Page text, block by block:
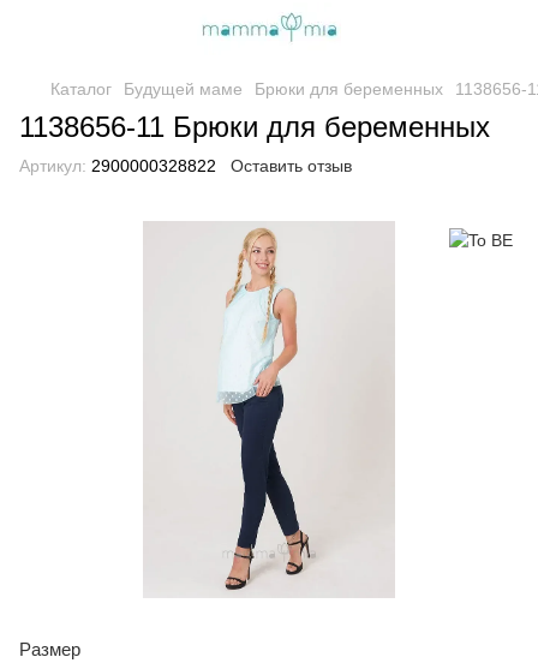
Каталог Будущей маме Брюки для беременных 1138656-
1138656-11 Брюки для беременных
Артикул: 2900000328822 Оставить отзыв
Размер